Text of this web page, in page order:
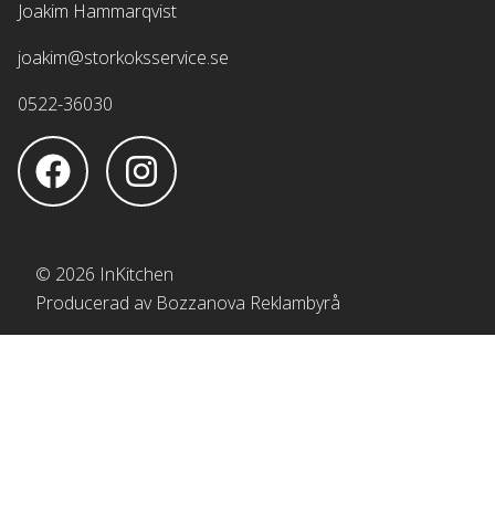
Joakim Hammarqvist
joakim@storkoksservice.se
0522-36030
© 2026 InKitchen
Producerad av Bozzanova Reklambyrå